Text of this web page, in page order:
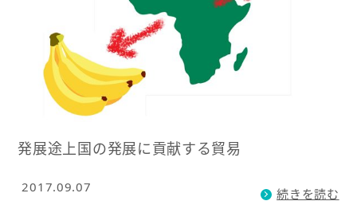
発展途上国の発展に貢献する貿易
2017.09.07 続きを読む